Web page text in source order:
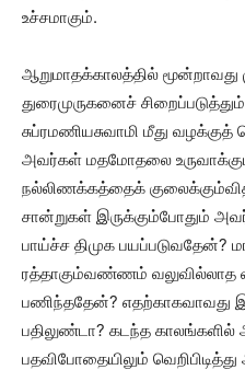
உச்சமாகும்.
ஆறுமாதக்காலத்தில் மூன்றாவது
துரைமுருகனைச்
சுப்ரமணியசுவாமி மீது
அவர்கள் மதமோதலை
நல்லிணக்கத்தைக்
சான்றுகள் இருக்கும்போதும்
பாய்ச்ச திமுக பயப்படுவதேன்?
ரத்தாகும்வண்ணம் வலுவில்லாத
பணிந்ததேன்? எதற்காகவாவது
பதிலுண்டா? கடந்த காலங்களில்
பதவிபோதையிலும்